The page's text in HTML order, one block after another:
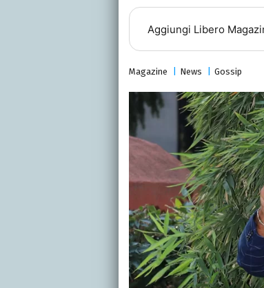
Aggiungi Libero
Magazine News Gossip